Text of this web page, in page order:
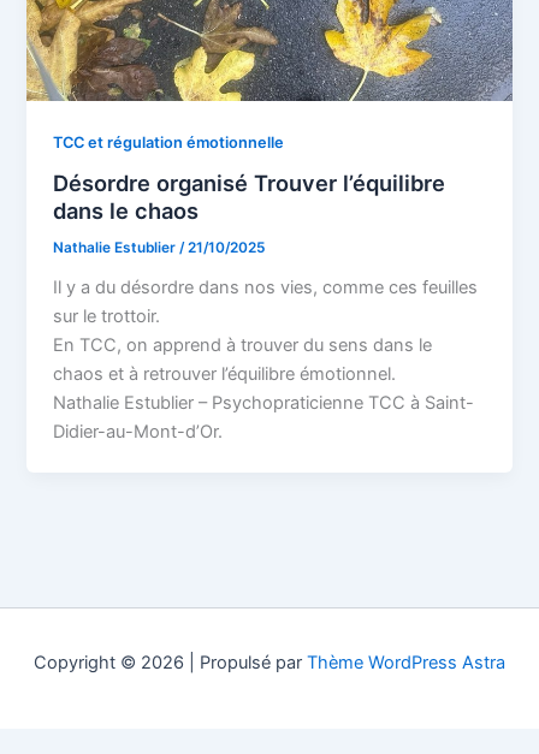
TCC et régulation émotionnelle
Désordre organisé Trouver l’équilibre
dans le chaos
Nathalie Estublier/21/10/2025
Il y a du désordre dans nos vies, comme ces feuilles
sur le trottoir.
En TCC, on apprend à trouver du sens dans le
chaos et à retrouver l’équilibre émotionnel.
Nathalie Estublier – Psychopraticienne TCC à Saint-
Didier-au-Mont-d’Or.
Copyright © 2026 | Propulsé par Thème WordPress Astra